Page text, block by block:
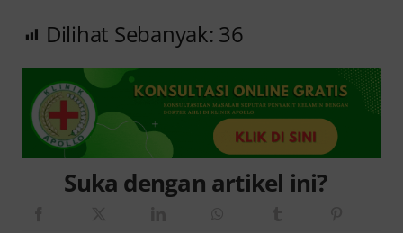
Dilihat Sebanyak: 36
Suka dengan artikel ini?